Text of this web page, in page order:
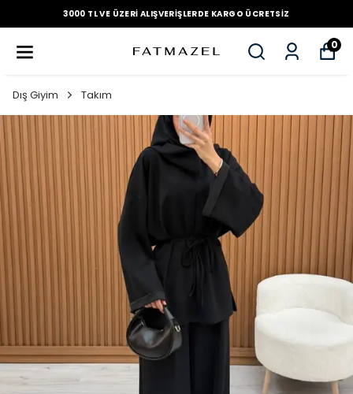
3000 TL VE ÜZERI ALIŞVERIŞLERDE KARGO ÜCRETSIZ
0
Dış Giyim Takım